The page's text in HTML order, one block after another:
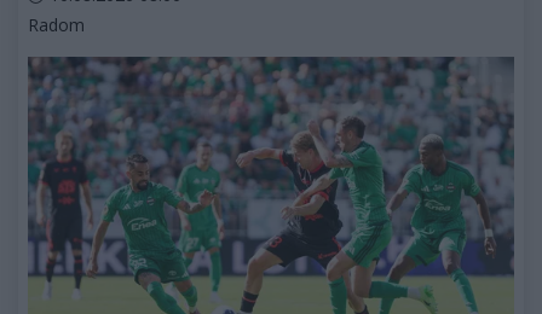
Kategorie artykułu:
Radom